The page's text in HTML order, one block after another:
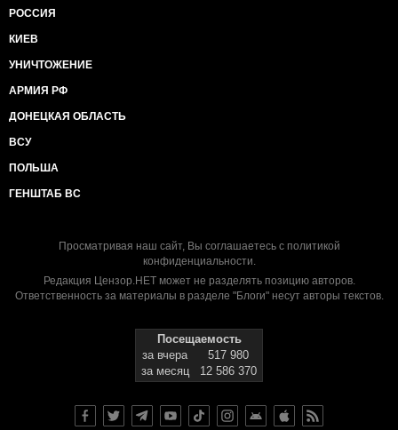
РОССИЯ
КИЕВ
УНИЧТОЖЕНИЕ
АРМИЯ РФ
ДОНЕЦКАЯ ОБЛАСТЬ
ВСУ
ПОЛЬША
ГЕНШТАБ ВС
Просматривая наш сайт, Вы соглашаетесь с политикой
конфиденциальности.
Редакция Цензор.НЕТ может не разделять позицию авторов.
Ответственность за материалы в разделе "Блоги" несут авторы текстов.
Посещаемость
за вчера
517 980
за месяц
12 586 370